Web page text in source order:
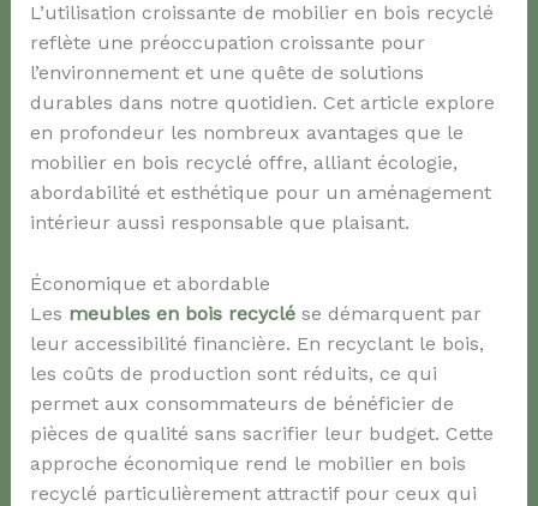
L’utilisation croissante de mobilier en bois recyclé
reflète une préoccupation croissante pour
l’environnement et une quête de solutions
durables dans notre quotidien. Cet article explore
en profondeur les nombreux avantages que le
mobilier en bois recyclé offre, alliant écologie,
abordabilité et esthétique pour un aménagement
intérieur aussi responsable que plaisant.
Économique et abordable
Les meubles en bois recyclése démarquent par
leur accessibilité financière. En recyclant le bois,
les coûts de production sont réduits, ce qui
permet aux consommateurs de bénéficier de
pièces de qualité sans sacrifier leur budget. Cette
approche économique rend le mobilier en bois
recyclé particulièrement attractif pour ceux qui